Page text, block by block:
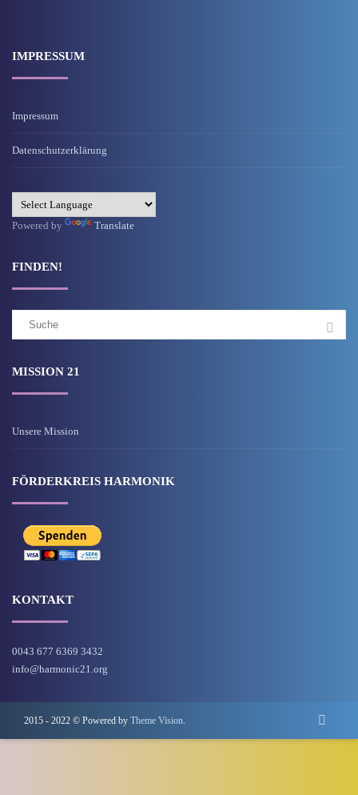
IMPRESSUM
Impressum
Datenschutzerklärung
Powered by Translate
FINDEN!
Suchergebnis
MISSION 21
Unsere Mission
FÖRDERKREIS HARMONIK
KONTAKT
0043 677 6369 3432
info@harmonic21.org
2015 - 2022 © Powered by Theme Vision.